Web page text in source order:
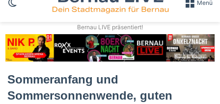
Menü
Bernau LIVE präsentiert!
Sommeranfang und
Sommersonnenwende, guten